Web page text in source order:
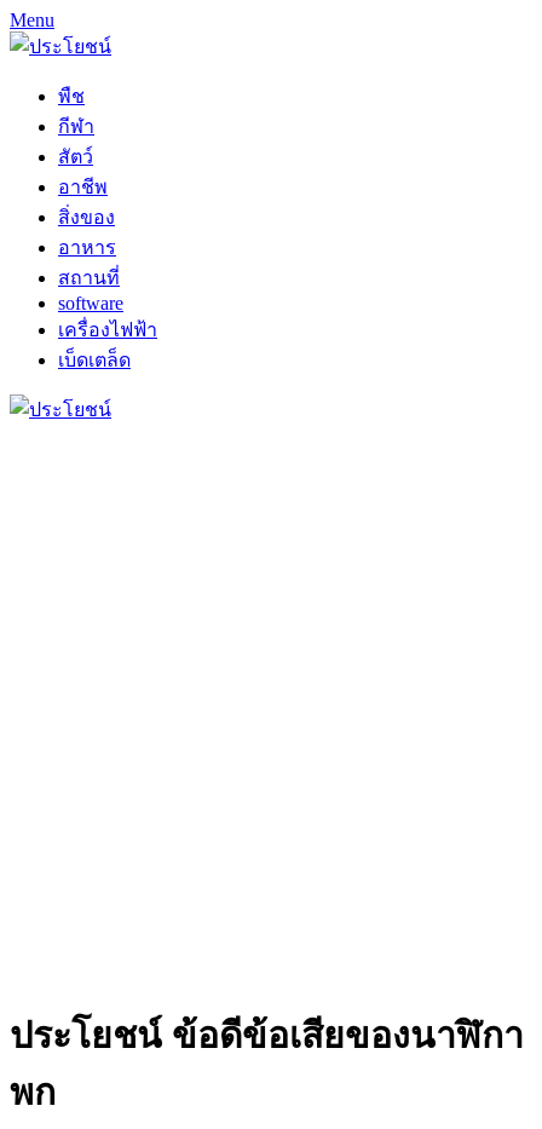
Menu
พืช
กีฬา
สัตว์
อาชีพ
สิ่งของ
อาหาร
สถานที่
software
เครื่องไฟฟ้า
เบ็ดเตล็ด
ประโยชน์ ข้อดีข้อเสียของนาฬิกา
พก